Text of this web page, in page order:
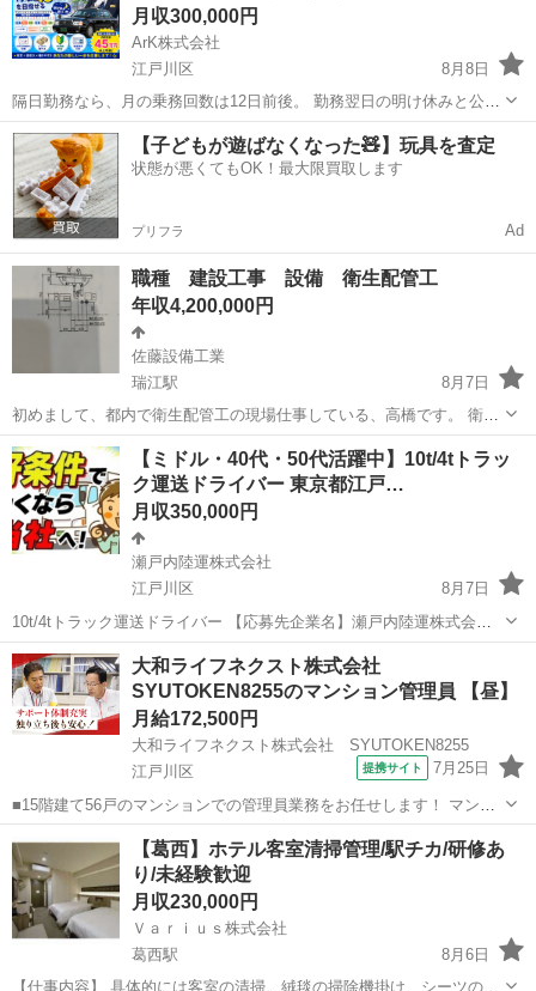
月収300,000円
ArK株式会社
江戸川区
8月8日
隔日勤務なら、月の乗務回数は12日前後。 勤務翌日の明け休みと公休
を組み合わせることで、まとまった自由時間を作りやすい勤務形態で
す。 給与 月給30万円～58万円 基本給＋歩合給＋各種手当 【月...
東京 江戸川区 ドライバー
【子どもが遊ばなくなった🧸】玩具を査定
状態が悪くてもOK！最大限買取します
プリフラ Ad
職種 建設工事 設備 衛生配管工
年収4,200,000円
佐藤設備工業
瑞江駅
8月7日
初めまして、都内で衛生配管工の現場仕事している、高橋です。 衛生
配管工とは、建物の中の水が出るまでパイプを配管したり、衛生陶器
「大便器、手洗い」などを取り付ける仕事です。 大体一つの現場に入
ると一年近く行きます。 コロ...
東京 江戸川区 瑞江駅 機械 配管工
【ミドル・40代・50代活躍中】10t/4tトラッ
ク運送ドライバー 東京都江戸…
月収350,000円
瀬戸内陸運株式会社
江戸川区
8月7日
10t/4tトラック運送ドライバー 【応募先企業名】瀬戸内陸運株式会社
【雇用形態】正社員 【職種】ドライバー・宅配 【応募資格】 ・日本
語ネイティブレベルの方に限る【仕事内容】 ※あなたにお任せする仕
事はこちら ＼10t...
東京 江戸川区 ドライバー 50代
大和ライフネクスト株式会社
SYUTOKEN8255のマンション管理員 【昼】
月給172,500円
大和ライフネクスト株式会社 SYUTOKEN8255
江戸川区
提携サイト 7月25日
■15階建て56戸のマンションでの管理員業務をお任せします！ マンシ
ョンにお住まいの方々の快適な暮らしを支える大切な仕事です。 具体
的には ・受付業務（来訪者の応対、お住まいのお客様からのお問い合
わせ・ご相談など） ・共用...
江戸川区 マンション管理
【葛西】ホテル客室清掃管理/駅チカ/研修あ
り/未経験歓迎
月収230,000円
Ｖａｒｉｕｓ株式会社
葛西駅
8月6日
【仕事内容】 具体的には客室の清掃、絨毯の掃除機掛け、シーツの張